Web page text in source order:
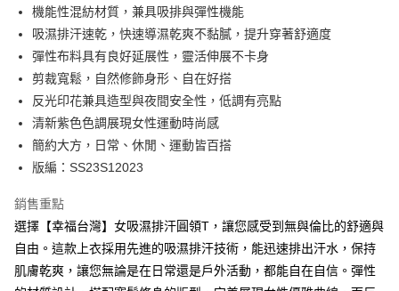
悠遊付
Google Pay
ATM付款
貨到付款
運送方式
每筆NT$100，滿NT$699(含以上)免運費
付款後全家取貨
每筆NT$100，滿NT$699(含以上)免運費
機能性混紡材質，兼具吸排與彈性機能
吸濕排汗速乾，快速導濕乾爽不黏膩，提升穿著舒適度
彈性布料具有良好延展性，靈活伸展不卡身
剪裁寬鬆，自然修飾身形、自在好搭
反光印花兼具造型與夜間安全性，低調有亮點
清新紫色色調展現女性運動時尚感
簡約大方，日常、休閒、運動皆百搭
版編：SS23S12023
銷售重點
選擇【幸福台灣】女吸濕排汗圓領T，讓您感受到無與倫比的舒適與
自由。這款上衣採用先進的吸濕排汗技術，能迅速排出汗水，保持
肌膚乾爽，讓您無論是在日常還是戶外活動，都能自在自信。彈性